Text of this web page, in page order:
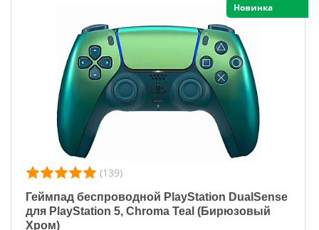
Новинка
(139)
Геймпад беспроводной PlayStation DualSense
для PlayStation 5, Chroma Teal (Бирюзовый
Хром)